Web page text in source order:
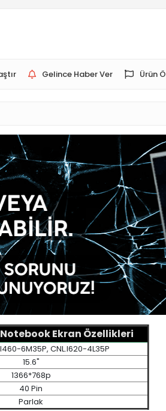
Gelince Haber Ver Ürün
Ekran Özellikleri
6M35P, CNL.I620-4L35P
15.6"
1366*768p
40 Pin
Parlak